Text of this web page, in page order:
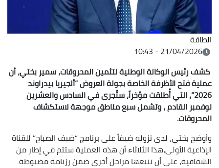
الطاقة
21/04/2026 - 10:43
كشف رئيس الوكالة الوطنية لتثمين المحروقات، سمير بختي، أن
عملية فتح الأظرفة الخاصة بجولة العروض “ألجيريا بيدراوند
2026”، التي أُطلقت مؤخراً، ستُجرى في السادس والعشرين
نوفمبر القادم ، وتشمل سبع مناطق موجهة لاستكشاف
المحروقات.
وأوضح بختي، لدى نزوله ضيفاً على برنامج “ضيف الصباح” للقناة
الإذاعية الأولى،هذا الثلاثاء أن هذه العملية ستتم في إطار من
الشفافية، على أن تتبعها مراحل أخرى ضمن رزنامة مضبوطة